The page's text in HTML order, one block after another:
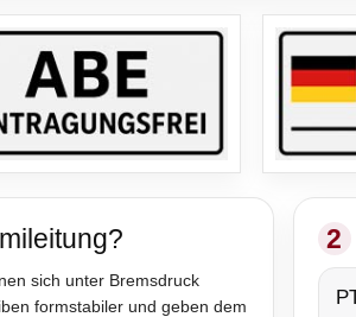
sich unter Bremsdruck
formstabiler und geben dem
2